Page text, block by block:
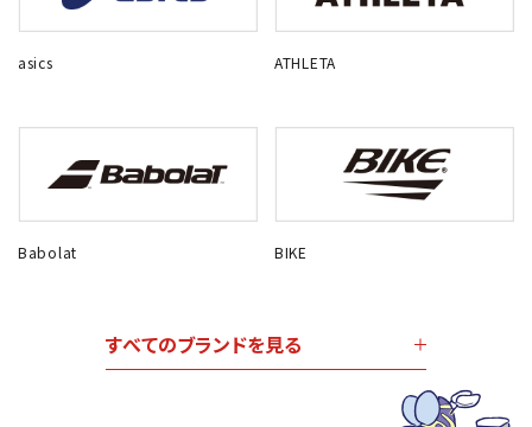
asics ATHLETA
Babolat BIKE
すべてのブランドを見る